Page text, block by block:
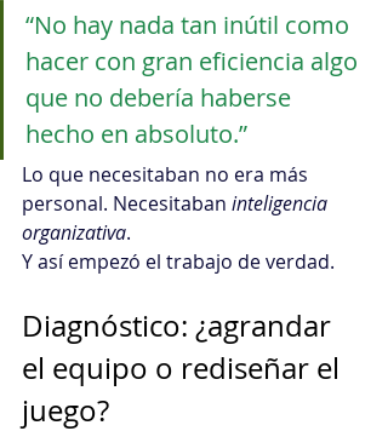
“No hay nada tan inútil como
hacer con gran eficiencia algo
que no debería haberse
hecho en absoluto.”
Lo que necesitaban no era más
personal. Necesitaban inteligencia
organizativa.
Y así empezó el trabajo de verdad.
Diagnóstico: ¿agrandar
el equipo o rediseñar el
juego?